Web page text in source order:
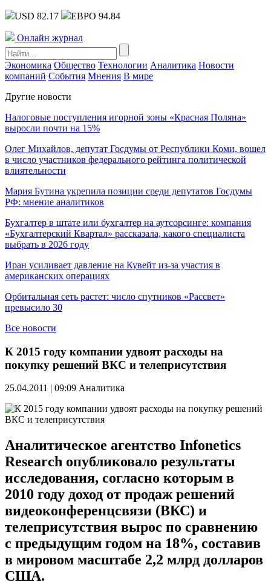
USD 82.17 ЕВРО 94.84
Онлайн журнал
Экономика Общество Технологии Аналитика Новости
компаний События Мнения В мире
Другие новости
Налоговые поступления игорной зоны «Красная Поляна»
выросли почти на 15%
Олег Михайлов, депутат Госдумы от Республики Коми, вошел
в число участников федерального рейтинга политической
влиятельности
Мария Бутина укрепила позиции среди депутатов Госдумы
РФ: мнение аналитиков
Бухгалтер в штате или бухгалтер на аутсорсинге: компания
«Бухгалтерский Квартал» рассказала, какого специалиста
выбрать в 2026 году
Иран усиливает давление на Кувейт из-за участия в
американских операциях
Орбитальная сеть растет: число спутников «Рассвет»
превысило 30
Все новости
К 2015 году компании удвоят расходы на
покупку решений ВКС и телеприсутствия
25.04.2011 | 09:09 Аналитика
Аналитическое агентство Infonetics
Research опубликовало результаты
исследования, согласно которым в
2010 году доход от продаж решений
видеоконференцсвязи (ВКС) и
телеприсутствия вырос по сравнению
с предыдущим годом на 18%, составив
в мировом масштабе 2,2 млрд долларов
США.